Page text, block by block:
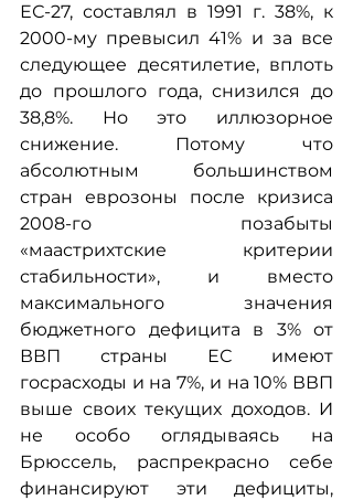
ЕС-27, составлял в 1991 г. 38%, к
2000-му превысил 41% и за все
следующее десятилетие, вплоть
до прошлого года, снизился до
38,8%. Но это иллюзорное
снижение. Потому что
абсолютным большинством
стран еврозоны после кризиса
2008-го позабыты
«маастрихтские критерии
стабильности», и вместо
максимального значения
бюджетного дефицита в 3% от
ВВП страны ЕС имеют
госрасходы и на 7%, и на 10% ВВП
выше своих текущих доходов. И
не особо оглядываясь на
Брюссель, распрекрасно себе
финансируют эти дефициты,